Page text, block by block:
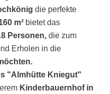
die perfekte
m² bietet das
Personen, die zum
Erholen in die
"Almhütte Kniegut"
Kinderbauernhof in